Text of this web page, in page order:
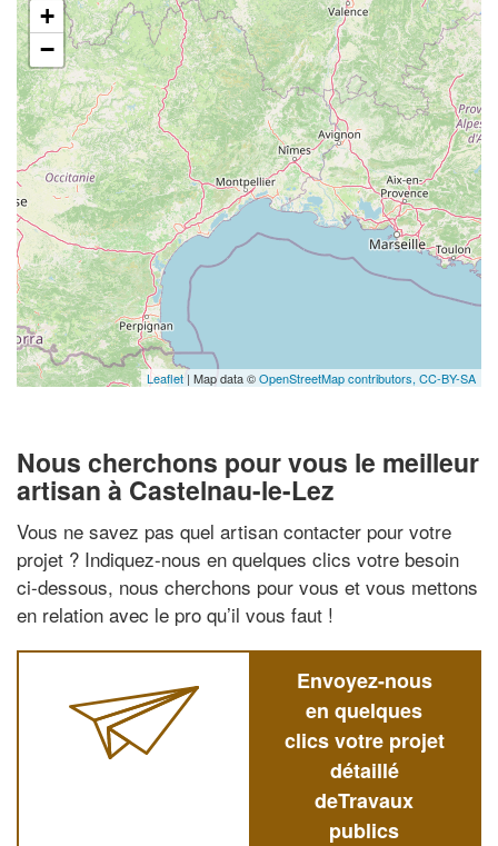
+
−
Leaflet | Map data ©OpenStreetMap contributors, CC-BY-SA
Nous cherchons pour vous le meilleur
artisan à Castelnau-le-Lez
Vous ne savez pas quel artisan contacter pour votre
projet ? Indiquez-nous en quelques clics votre besoin
ci-dessous, nous cherchons pour vous et vous mettons
en relation avec le pro qu’il vous faut !
Envoyez-nous
en quelques
clics votre projet
détaillé
deTravaux
publics